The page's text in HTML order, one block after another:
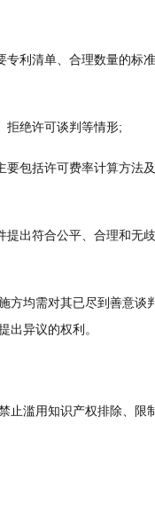
利清单、合理数量的标
绝许可谈判等情形;
包括许可费率计算方法
出符合公平、合理和无
均需对其已尽到善意谈
出异议的权利。
滥用知识产权排除、限